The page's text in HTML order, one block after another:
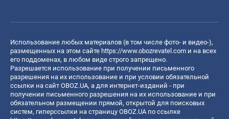
Использование любых материалов (в том числе фото- и видео-),
размещенных на этом сайте https://www.obozrevatel.com и на всех
его поддоменах, в любом виде строго запрещено.
Разрешается использование при получении письменного
разрешения на их использование и при условии обязательной
ссылки на сайт OBOZ.UA, а для интернет-изданий - при
получении письменного разрешения на их использование и при
обязательном размещении прямой, открытой для поисковых
систем, гиперссылки на страницу OBOZ.UA по ссылке